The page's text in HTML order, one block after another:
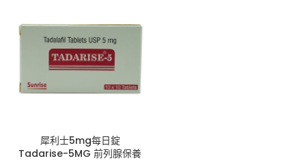
犀利士5mg每日錠
Tadarise-5MG 前列腺保養